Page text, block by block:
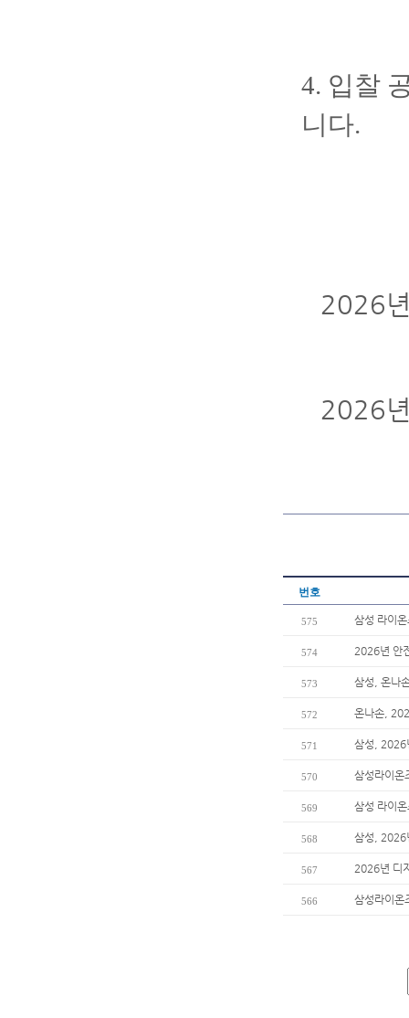
4. 입찰
니다.
2026
2026
번호
575 삼성 라이
574 2026년 안
573 삼성, 온나
572 온나손,
571 삼성, 2026
570 삼성라이온
569 삼성 라이
568 삼성, 2026
567 2026년 디
566 삼성라이온